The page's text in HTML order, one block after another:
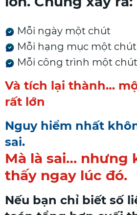
Mỗi ngày một chút
Mỗi hạng mục một chút
Mỗi công trình một chút
Và tích lại thành…
rất lớn
Nguy hiểm nhất
sai.
Mà là sai… nhưng
thấy ngay lúc đó.
Nếu bạn chỉ biết số